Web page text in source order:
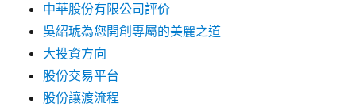
中華股份有限公司評价
吳紹琥為您開創專屬的美麗之道
大投資方向
股份交易平台
股份讓渡流程